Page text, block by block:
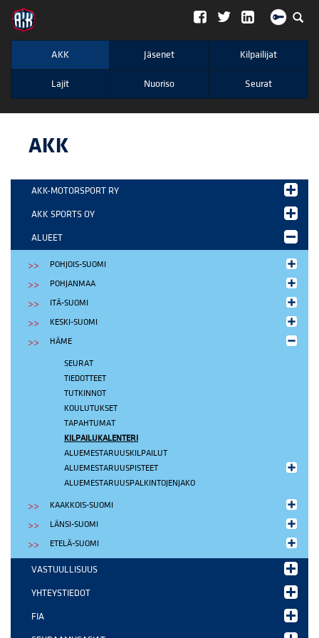
";
AKK Jäsenet Kilpailijat
Lajit Nuoriso Seurat
AKK
AKK-MOTORSPORT RY
AKK SPORTS OY
ALUEET
POHJOIS-SUOMI
POHJANMAA
ITÄ-SUOMI
KESKI-SUOMI
HÄME
SEURAT
TIEDOTTEET
TUTKINNOT
KOULUTUKSET
TAPAHTUMAT
KILPAILUKALENTERI
ALUEMESTARUUSKILPAILUT
ALUEMESTARUUSPISTEET
ALUEMESTARUUSPALKINTOJENJAKO
KAAKKOIS-SUOMI
LÄNSI-SUOMI
ETELÄ-SUOMI
VASTUULLISUUS
YHTEYSTIEDOT
FIA